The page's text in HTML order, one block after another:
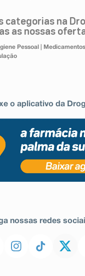
categorias na
as nossas
Pessoal Medicamentos
o aplicativo da
nossas redes